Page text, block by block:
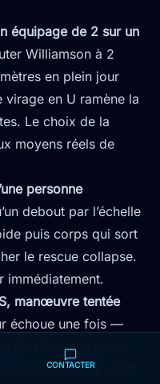
équipage de 2 sur un
Williamson à 2
en plein jour
en U ramène la
Le choix de la
moyens réels de
personne
debout par l’échelle
puis corps qui sort
le rescue collapse.
immédiatement.
manœuvre tentée
échoue une fois —
plus loin que prévu
sans CROSS alerté
CONTACTER